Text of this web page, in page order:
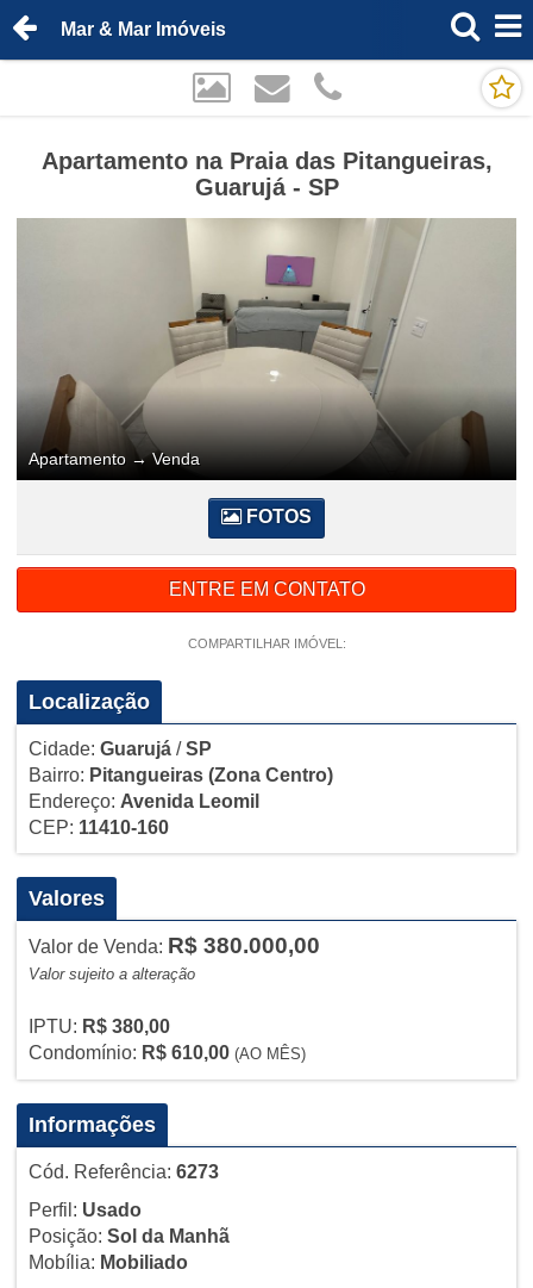
Mar & Mar Imóveis
Apartamento na Praia das Pitangueiras,
Guarujá - SP
Apartamento →Venda
FOTOS
ENTRE EM CONTATO
COMPARTILHAR IMÓVEL:
Localização
Cidade: Guarujá/SP
Bairro: Pitangueiras (Zona Centro)
Endereço: Avenida Leomil
CEP: 11410-160
Valores
Valor de Venda: R$ 380.000,00
Valor sujeito a alteração
IPTU: R$ 380,00
Condomínio: R$ 610,00 (AO MÊS)
Informações
Cód. Referência: 6273
Perfil: Usado
Posição: Sol da Manhã
Mobília: Mobiliado